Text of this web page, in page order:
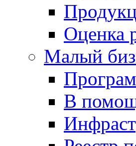
Оценка
Малый
В